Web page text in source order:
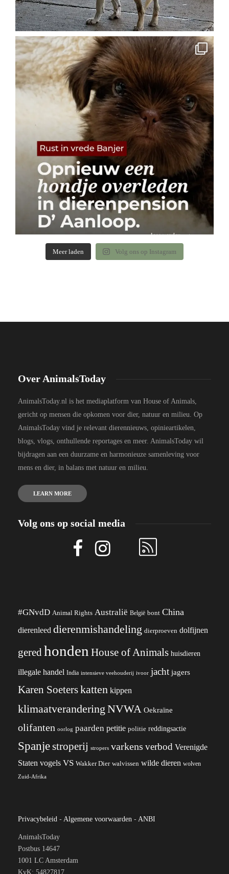
Meer laden Volg ons op Instagram
Over AnimalsToday
AnimalsToday.nl is het mediaplatform van House of Animals,
gericht op mensen die opkomen voor dier, natuur en milieu. Op
AnimalsToday vind je relevant dierennieuws, opinieartikelen,
blogs, vlogs, onthullende reportages en meer. AnimalsToday wil
bijdragen aan een duurzame en harmonieuze samenleving voor
mens en dier, in balans met natuur en milieu.
LEARN MORE
Volg ons op social media
#GNvdD Animal Rights Australië België bont China
dierenleed dierenmishandeling dierproeven dolfijnen
geredhonden House of Animals huisdieren
illegale handel India intensieve veehouderij ivoor jacht jagers
Karen Soeterskatten kippen
klimaatverandering NVWA Oekraïne
olifanten oorlog paarden petitie politie reddingsactie
Spanjestroperij stropers varkens verbod Verenigde
Staten vogels VS Wakker Dier walvissen wilde dieren wolven
Zuid-Afrika
Privacybeleid - Algemene voorwaarden - ANBI
AnimalsToday
Postbus 14647
1001 LC Amsterdam
KvK: 54827817